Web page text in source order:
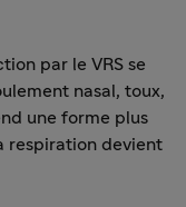
par le VRS se
nasal, toux,
une forme plus
respiration devient